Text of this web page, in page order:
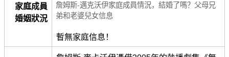
家庭成員
婚姻狀況
詹姆斯-邁克沃伊家庭成員情況，結婚了嗎？父母兄
弟和老婆兒女信息
暫無家庭信息！